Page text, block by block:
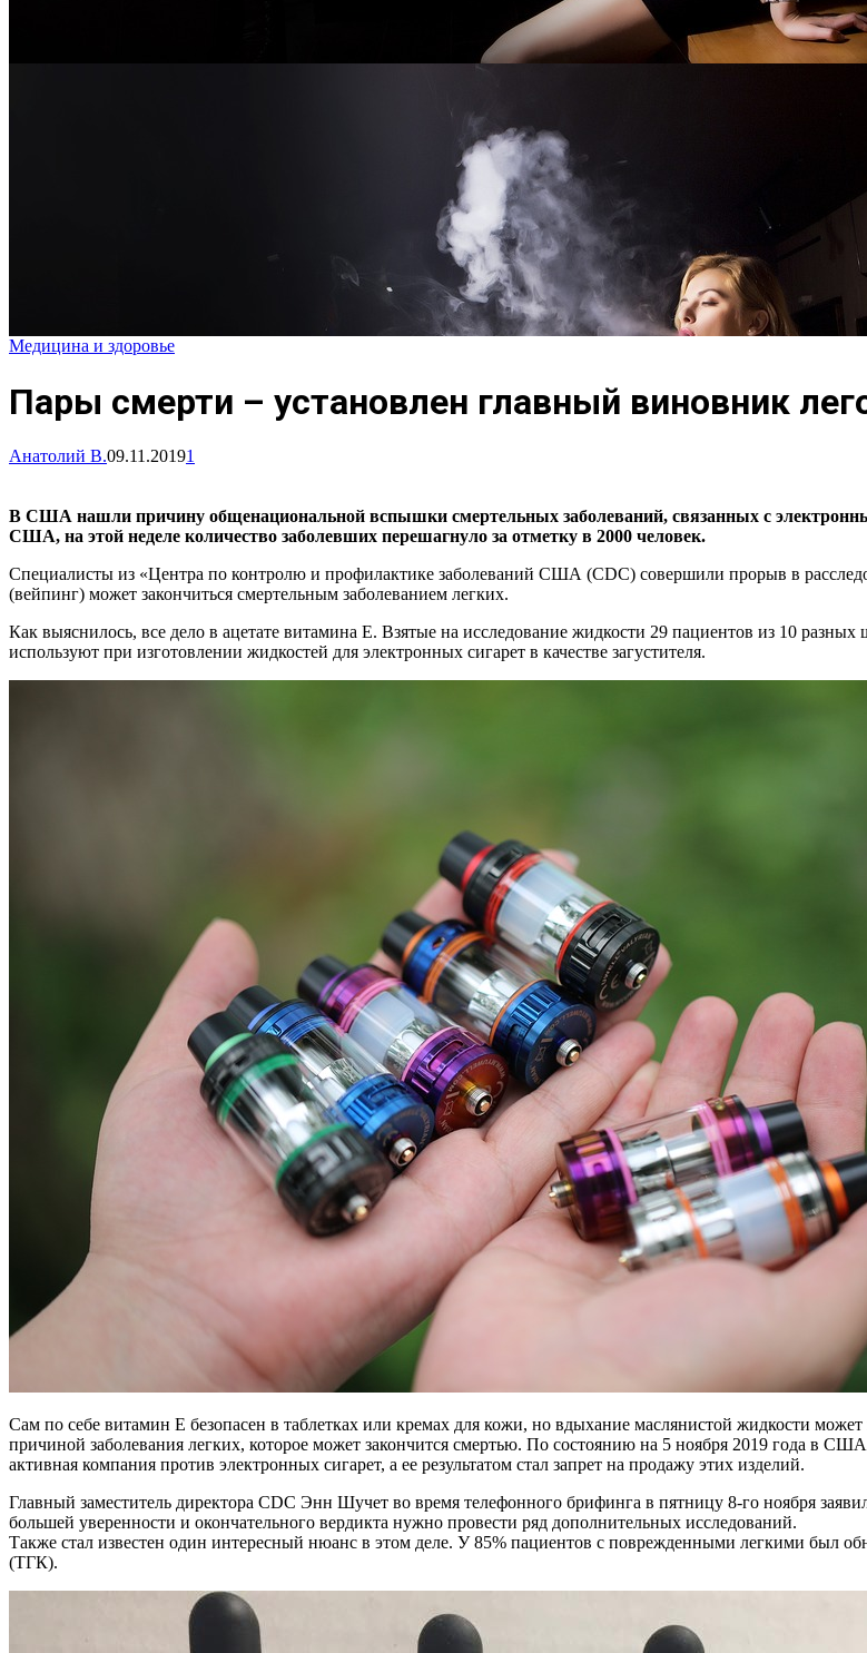
Медицина и здоровье
Пары смерти – установлен главный виновник
Анатолий В.09.11.20191
В США нашли причину общенациональной вспышки смертельных заболеваний, связанных с
США, на этой неделе количество заболевших перешагнуло за отметку в 2000 человек.
Специалисты из «Центра по контролю и профилактике заболеваний США (CDC) совершили прорыв в
(вейпинг) может закончиться смертельным заболеванием легких.
Как выяснилось, все дело в ацетате витамина Е. Взятые на исследование жидкости 29 пациентов из 10
используют при изготовлении жидкостей для электронных сигарет в качестве загустителя.
Сам по себе витамин Е безопасен в таблетках или кремах для кожи, но вдыхание маслянистой жидкости
причиной заболевания легких, которое может закончится смертью. По состоянию на 5 ноября 2019 года в
активная компания против электронных сигарет, а ее результатом стал запрет на продажу этих изделий.
Главный заместитель директора CDC Энн Шучет во время телефонного брифинга в пятницу 8-го ноября
большей уверенности и окончательного вердикта нужно провести ряд дополнительных исследований.
Также стал известен один интересный нюанс в этом деле. У 85% пациентов с поврежденными легкими был
(ТГК).